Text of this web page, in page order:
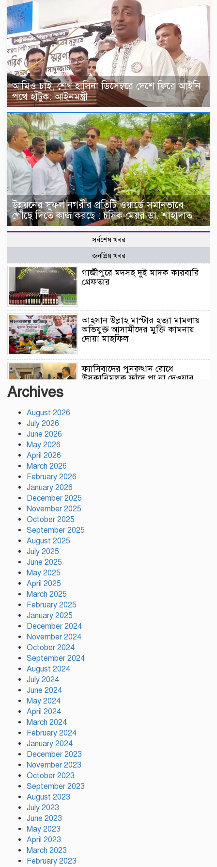
আমিও চাই, শেখ হাসিনা ডিসেম্বরে দেশে ফিরে আইনি
পথে হাঁটুক: আইনমন্ত্রী
উন্নয়নের সুফল নগরীর প্রতিটি ওয়ার্ডে সমানভাবে
পৌঁছে দিতে কাজ করছে : চসিক মেয়র ডা. শাহাদাত
সর্বশেষ খবর
জনপ্রিয় খবর
গাজীপুরে মদসহ দুই মাদক কারবারি
গ্রেফতার
আহসান উল্লাহ মাস্টার হত্যা মামলায়
অভিযুক্ত আসামীদের মুক্তি কামনায়
দোয়া মাহফিল
ফ্যাসিবাদের পুনরুত্থান রোধে
উসকানিমূলক ফাঁদে পা না দেওয়ার
সম্প্রীতির উজ্জ্বল দৃষ্টান্ত আউচপাড়ায়!
অস্ট্রেলিয়ার বিপক্ষে টেস্ট সিরিজ ৫৪
Archives
August 2026
July 2026
June 2026
May 2026
April 2026
March 2026
February 2026
January 2026
December 2025
November 2025
October 2025
September 2025
August 2025
July 2025
June 2025
May 2025
April 2025
March 2025
February 2025
January 2025
December 2024
November 2024
October 2024
September 2024
August 2024
July 2024
June 2024
May 2024
April 2024
March 2024
February 2024
January 2024
December 2023
November 2023
October 2023
September 2023
August 2023
July 2023
June 2023
May 2023
April 2023
March 2023
February 2023